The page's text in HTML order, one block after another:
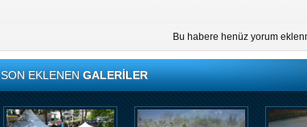
Bu habere henüz yorum
SON EKLENENGALERİLER